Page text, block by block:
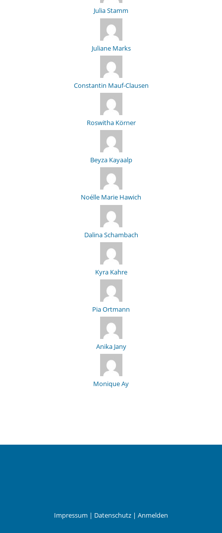
Julia Stamm
Juliane Marks
Constantin Mauf-Clausen
Roswitha Körner
Beyza Kayaalp
Noélle Marie Hawich
Dalina Schambach
Kyra Kahre
Pia Ortmann
Anika Jany
Monique Ay
Impressum | Datenschutz | Anmelden